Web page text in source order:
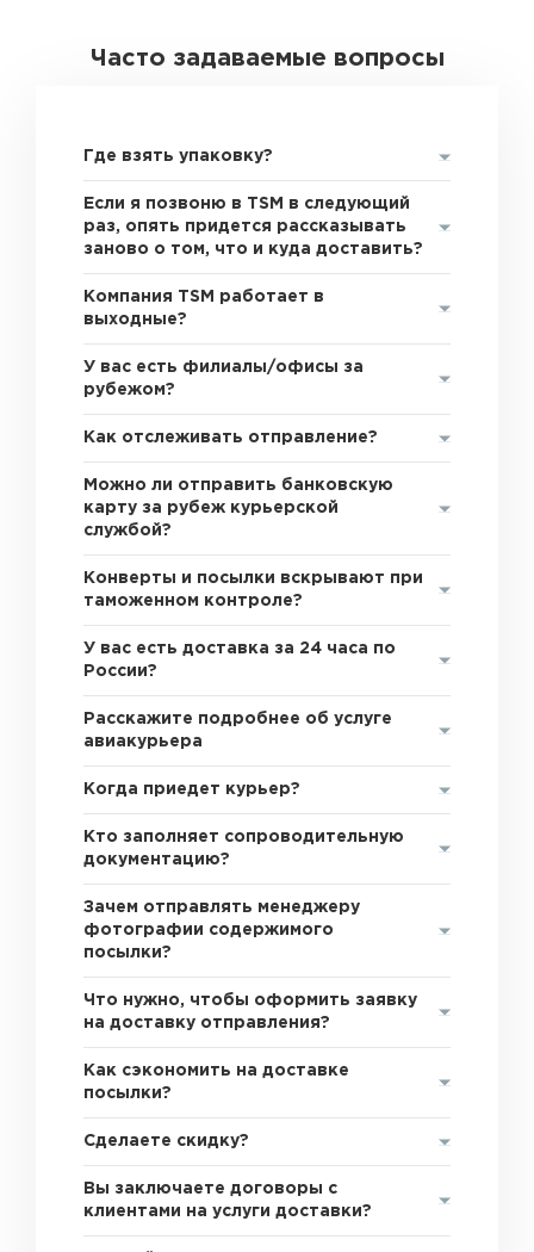
Часто задаваемые вопросы
Где взять упаковку?
Если я позвоню в TSM в следующий
раз, опять придется рассказывать
заново о том, что и куда доставить?
Компания TSM работает в
выходные?
У вас есть филиалы/офисы за
рубежом?
Как отслеживать отправление?
Можно ли отправить банковскую
карту за рубеж курьерской
службой?
Конверты и посылки вскрывают при
таможенном контроле?
У вас есть доставка за 24 часа по
России?
Расскажите подробнее об услуге
авиакурьера
Когда приедет курьер?
Кто заполняет сопроводительную
документацию?
Зачем отправлять менеджеру
фотографии содержимого
посылки?
Что нужно, чтобы оформить заявку
на доставку отправления?
Как сэкономить на доставке
посылки?
Сделаете скидку?
Вы заключаете договоры с
клиентами на услуги доставки?